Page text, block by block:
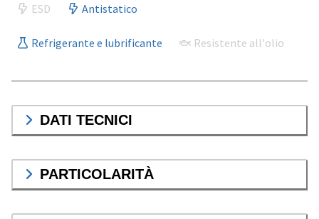
ESD Antistatico
Refrigerante e lubrificante Resistente all'olio
DATI TECNICI
PARTICOLARITÀ